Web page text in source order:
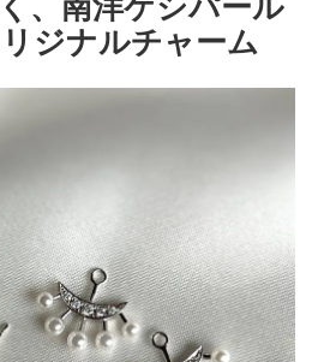
ジナルチャーム